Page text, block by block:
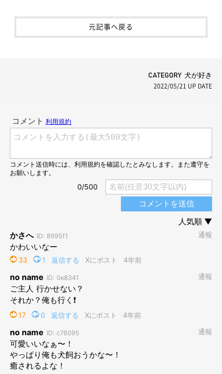
元記事へ戻る
CATEGORY 犬が好き
2022/05/21 UP DATE